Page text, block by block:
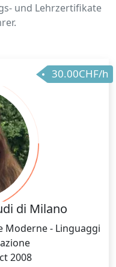
und Lehrzertifikate
30.00CHF/h
di Milano
Moderne - Linguaggi
2008